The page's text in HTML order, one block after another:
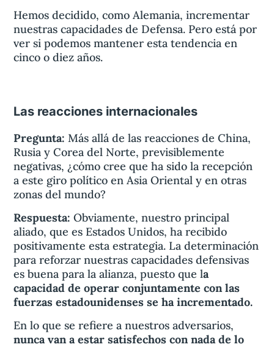
Hemos decidido, como Alemania, incrementar
nuestras capacidades de Defensa. Pero está por
ver si podemos mantener esta tendencia en
cinco o diez años.
Las reacciones internacionales
Pregunta:Más allá de las reacciones de China,
Rusia y Corea del Norte, previsiblemente
negativas, ¿cómo cree que ha sido la recepción
a este giro político en Asia Oriental y en otras
zonas del mundo?
Respuesta:Obviamente, nuestro principal
aliado, que es Estados Unidos, ha recibido
positivamente esta estrategia. La determinación
para reforzar nuestras capacidades defensivas
es buena para la alianza, puesto que la
capacidad de operar conjuntamente con las
fuerzas estadounidenses se ha incrementado.
En lo que se refiere a nuestros adversarios,
nunca van a estar satisfechos con nada de lo